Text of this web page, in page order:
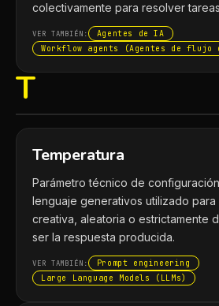
colectivamente para resolver
VER TAMBIÉN:
Agentes de IA
Workflow agents (Agentes de flujo
T
Temperatura
Parámetro técnico de
lenguaje generativos utilizado para
creativa, aleatoria o estrictamente
ser la respuesta producida.
VER TAMBIÉN:
Prompt engineering
Large Language Models (LLMs)